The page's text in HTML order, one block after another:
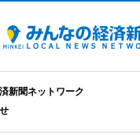
新聞ネットワーク